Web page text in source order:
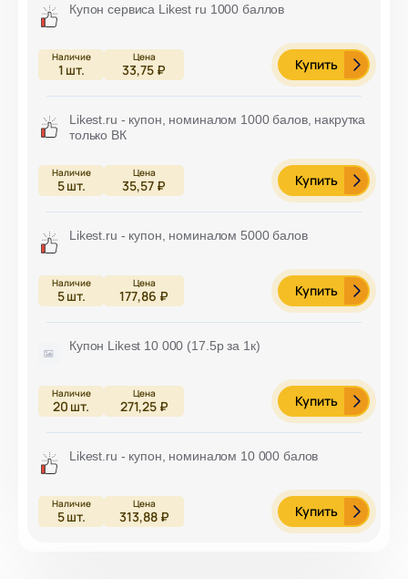
Купон сервиса Likest ru 1000 баллов
1 шт. 33,75 ₽ Купить
Likest.ru - купон, номиналом 1000 балов, накрутка
только ВК
5шт. 35,57 ₽ Купить
Likest.ru - купон, номиналом 5000 балов
5шт. 177,86 ₽ Купить
Купон Likest 10 000 (17.5р за 1к)
20 шт. 271,25 ₽ Купить
Likest.ru - купон, номиналом 10 000 балов
5шт. 313,88 ₽ Купить